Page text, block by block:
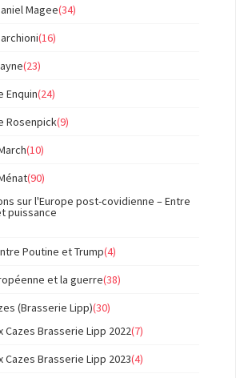
Magee(34)
(16)
(23)
Enquin(24)
Rosenpick(9)
(10)
(90)
sur l'Europe post-covidienne – Entre
puissance
Poutine et Trump(4)
et la guerre(38)
(Brasserie Lipp)(30)
Cazes Brasserie Lipp 2022(7)
Cazes Brasserie Lipp 2023(4)